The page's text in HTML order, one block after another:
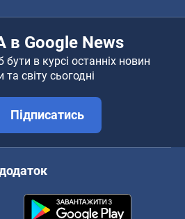
в Google News
бути в курсі останніх новин
та світу сьогодні
Підписатись